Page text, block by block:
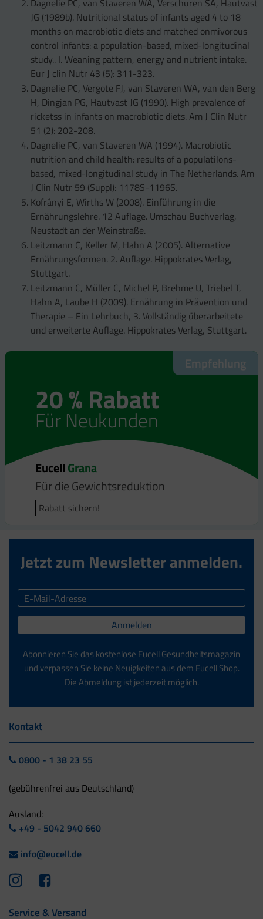
Dagnelie PC, van Staveren WA, Verschuren SA, Hautvast
JG (1989b). Nutritional status of infants aged 4 to 18
months on macrobiotic diets and matched onmivorous
control infants: a population-based, mixed-longitudinal
study.. I. Weaning pattern, energy and nutrient intake.
Eur J clin Nutr 43 (5): 311-323.
Dagnelie PC, Vergote FJ, van Staveren WA, van den Berg
H, Dingjan PG, Hautvast JG (1990). High prevalence of
ricketss in infants on macrobiotic diets. Am J Clin Nutr
51 (2): 202-208.
Dagnelie PC, van Staveren WA (1994). Macrobiotic
nutrition and child health: results of a populatilons-
based, mixed-longitudinal study in The Netherlands. Am
J Clin Nutr 59 (Suppl): 1178S-1196S.
Kofrányi E, Wirths W (2008). Einführung in die
Ernährungslehre. 12 Auflage. Umschau Buchverlag,
Neustadt an der Weinstraße.
Leitzmann C, Keller M, Hahn A (2005). Alternative
Ernährungsformen. 2. Auflage. Hippokrates Verlag,
Stuttgart.
Leitzmann C, Müller C, Michel P, Brehme U, Triebel T,
Hahn A, Laube H (2009). Ernährung in Prävention und
Therapie – Ein Lehrbuch, 3. Vollständig überarbeitete
und erweiterte Auflage. Hippokrates Verlag, Stuttgart.
Empfehlung
20 % Rabatt
Für Neukunden
EucellGrana
Für die Gewichtsreduktion
Rabatt sichern!
Empfehlung
20 % Rabatt
Für Neukunden
EucellBodyfit
Für die Gewichtsreduktion
Rabatt sichern!
Jetzt zum Newsletter anmelden.
Anmelden
Abonnieren Sie das kostenlose Eucell Gesundheitsmagazin
und verpassen Sie keine Neuigkeiten aus dem Eucell Shop.
Die Abmeldung ist jederzeit möglich.
Kontakt
0800 - 1 38 23 55
(gebührenfrei aus Deutschland)
Ausland:
+49 - 5042 940 660
info@eucell.de
Service & Versand